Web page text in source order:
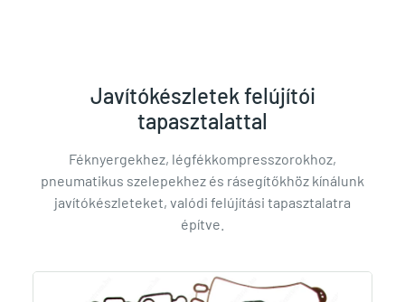
Javítókészletek felújítói
tapasztalattal
Féknyergekhez, légfékkompresszorokhoz,
pneumatikus szelepekhez és rásegítőkhöz kínálunk
javítókészleteket, valódi felújítási tapasztalatra
építve.